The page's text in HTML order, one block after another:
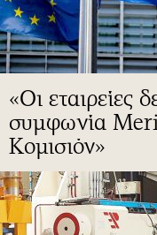
«Οι εταιρείες
συμφωνία
Κομισιόν»